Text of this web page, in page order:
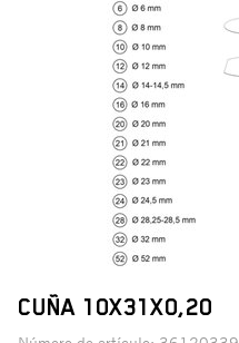
CUÑA 10X31X0,20